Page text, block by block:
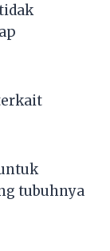
tubuhnya